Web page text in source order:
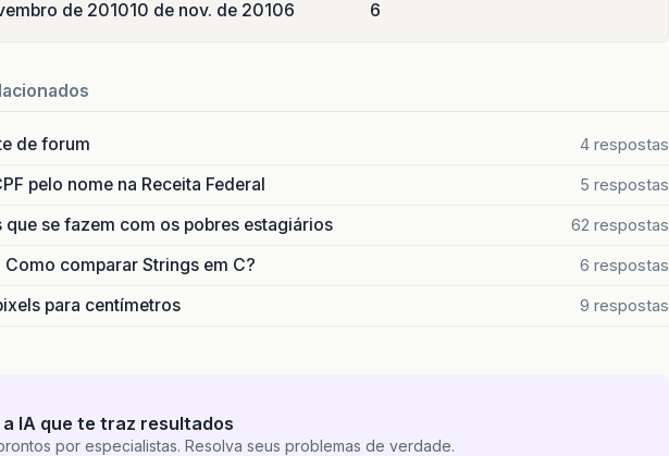
de 201010 de nov. de 20106 6
de forum 4 respostas
pelo nome na Receita Federal 5 respostas
que se fazem com os pobres estagiários 62 respostas
comparar Strings em C? 6 respostas
para centímetros 9 respostas
a IA que te traz resultados
por especialistas. Resolva seus problemas de verdade.